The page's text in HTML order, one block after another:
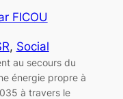
FICOU
, Social
au secours du
énergie propre à
à travers le